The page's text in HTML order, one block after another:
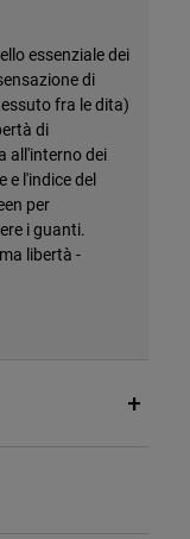
essenziale dei
di
fra le dita)
di
all'interno dei
e l'indice del
per
i guanti.
libertà -